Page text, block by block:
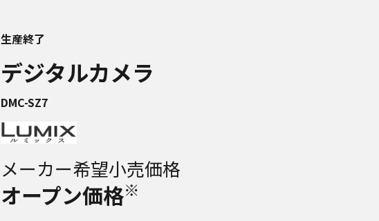
生産終了
デジタルカメラ
DMC-SZ7
メーカー希望小売価格
オープン価格※